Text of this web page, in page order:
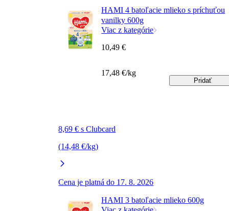
HAMI 4 batoľacie mlieko s príchuťou
vanilky 600g
Viac z kategórie
8,69 € s Clubcard
(14,48 €/kg)
Cena je platná do 17. 8. 2026
10,49 €
17,48 €/kg
Pridať
HAMI 3 batoľacie mlieko 600g